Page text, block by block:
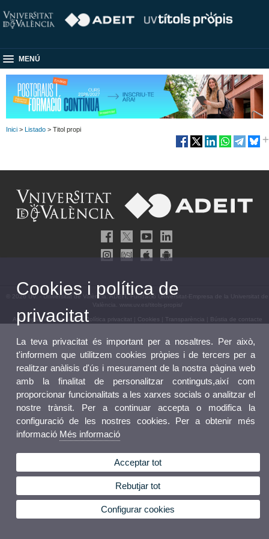
MENÚ
Inici > Listado > Titol propi
© 2026 UV. - Universitat de València. ADEIT, Fundació Universitat-Empresa de la Universitat de
València. www.uv.es/titols-propis/
Avís legal|Accessibilitat| Política privacitat Cookies Transparència Bústia de contacte
Cookies i política de
privacitat
La teva privacitat és important per a nosaltres. Per això,
t'informem que utilitzem cookies pròpies i de tercers per a
realitzar anàlisis d'ús i mesurament de la nostra pàgina web
amb la finalitat de personalitzar continguts,així com
proporcionar funcionalitats a les xarxes socials o analitzar el
nostre trànsit. Per a continuar accepta o modifica la
configuració de les nostres cookies. Per a obtenir més
informació Més informació
Acceptar tot
Rebutjar tot
Configurar cookies